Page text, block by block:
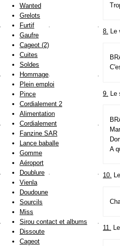
8.
9. Le
A
10.
11.
Wanted
Grelots
Furtif
Gaufre
Cageot (2)
Cuites
Soldes
Hommage
Plein emploi
Pince
Cordialement 2
Alimentation
Cordialement
Fanzine SAR
Lance baballe
Gomme
Aéroport
Doublure
Vienla
Doudoune
Sourcils
Miss
Sirou contact et albums
Dissoute
Cageot